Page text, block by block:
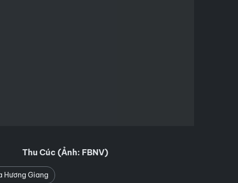
Thu Cúc (Ảnh: FBNV)
Hương Giang